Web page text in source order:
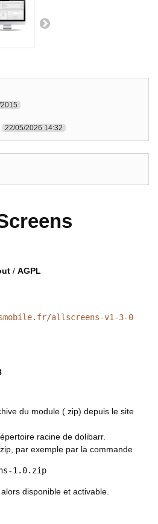
22/05/2026 14:32
/ AGPL
allscreens-v1-3-0
du module (.zip) depuis le site
racine de dolibarr.
par exemple par la commande
1.0.zip
disponible et activable.